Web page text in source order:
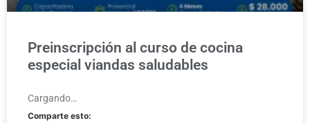
Preinscripción al curso de cocina
especial viandas saludables
Cargando…
Comparte esto: